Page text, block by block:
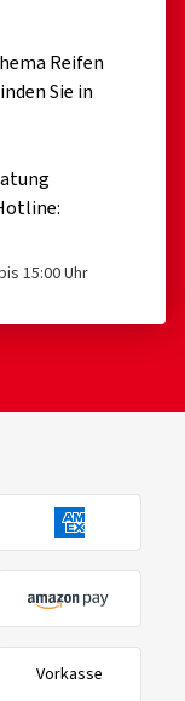
Reifen
Sie in
15:00 Uhr
Vorkasse